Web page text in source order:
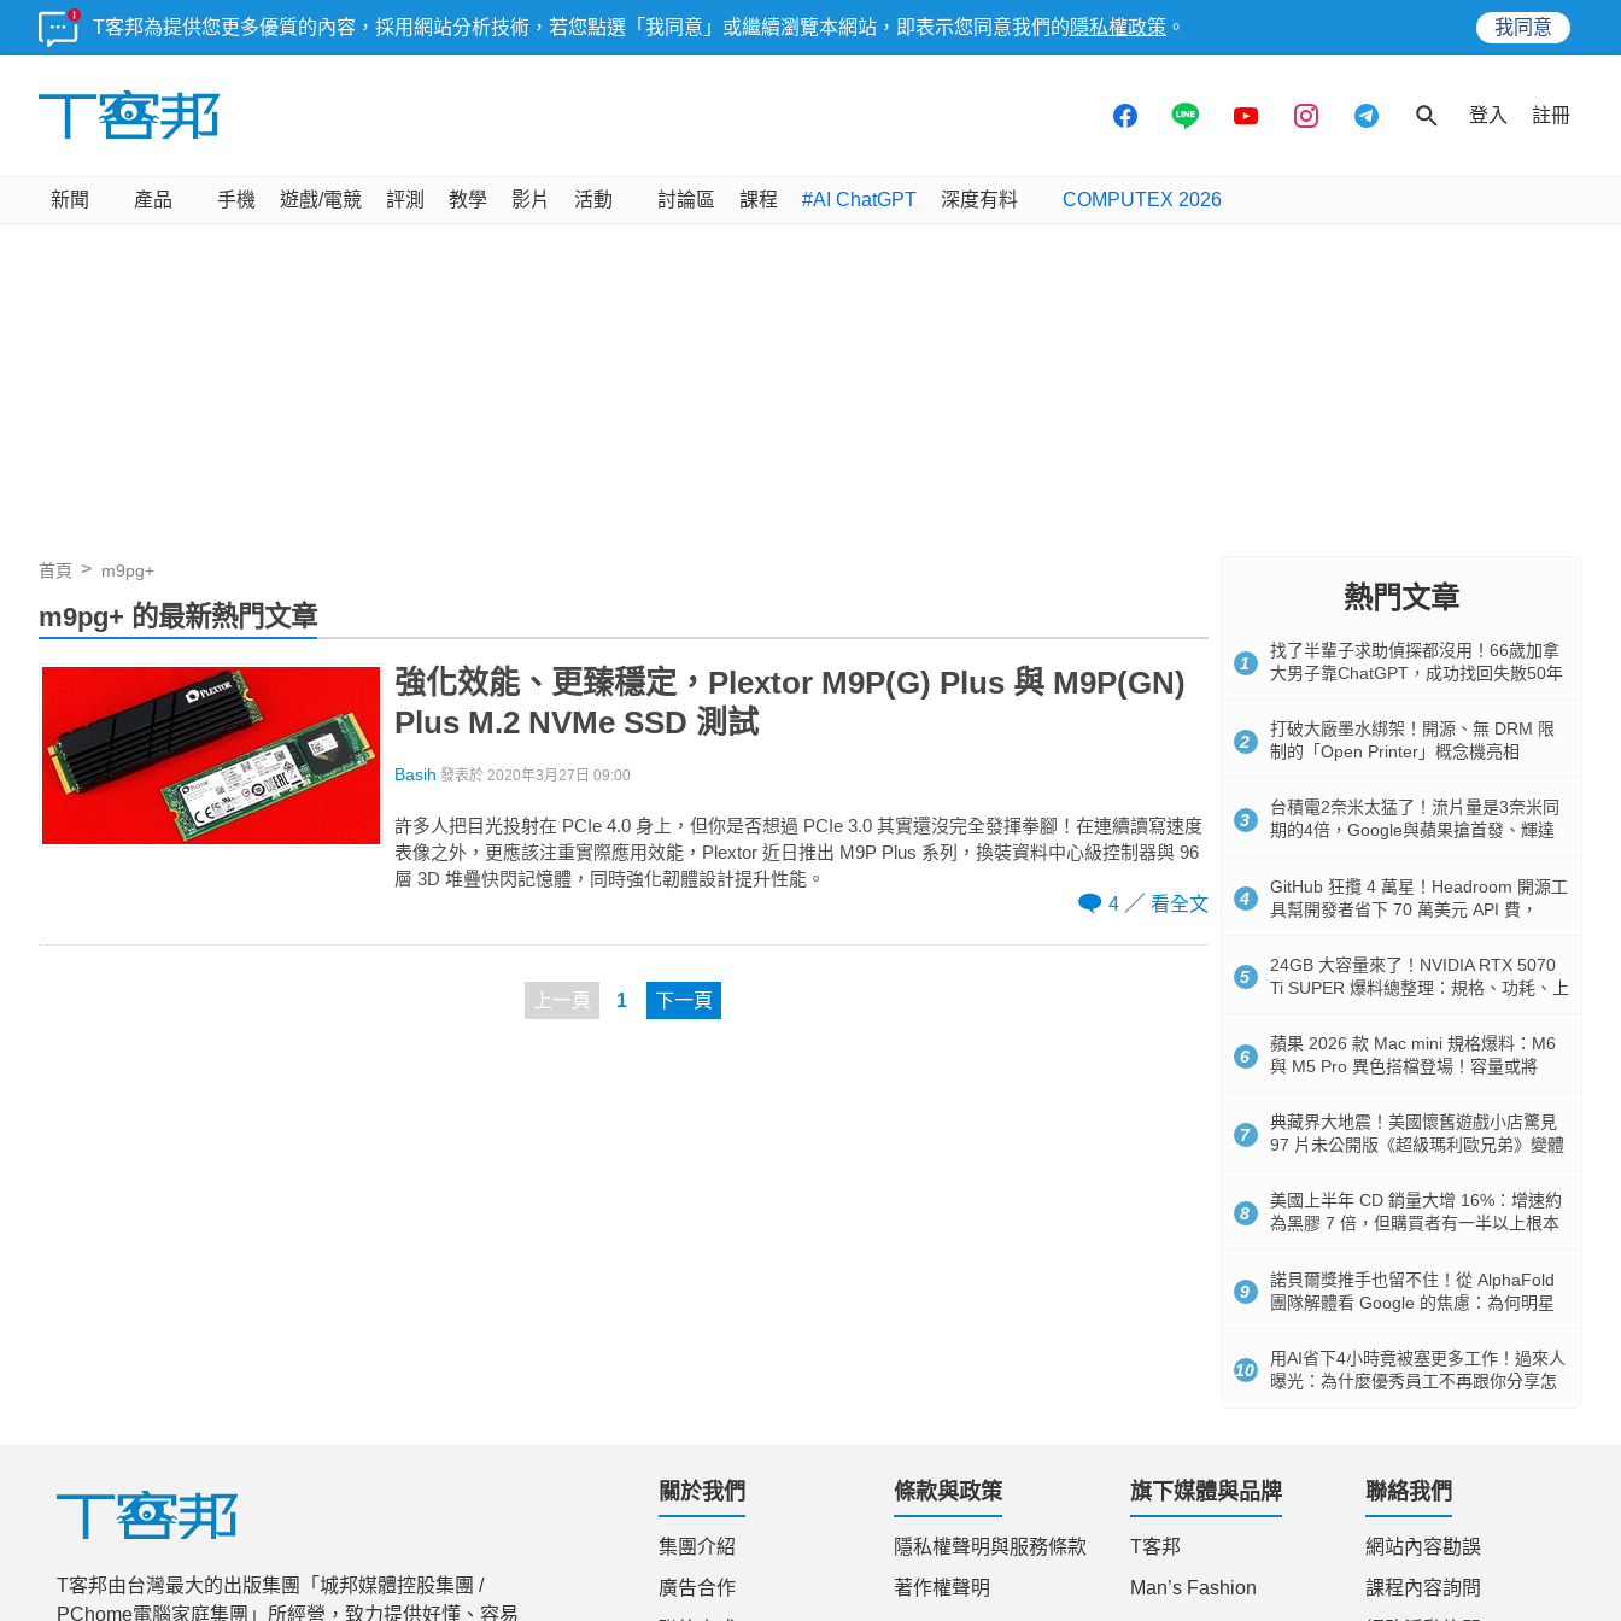
T客邦為提供您更多優質的內容，採用網站分析技術，若您點選「我同意」或繼續瀏覽本網站，即表示您同意我們的 隱私權政策 。 我同意
登入 註冊
新聞 產品 手機 遊戲/電競 評測 教學 影片 活動 討論區 課程 #AI ChatGPT 深度有料 COMPUTEX 2026
首頁 m9pg+
m9pg+ 的最新熱門文章
強化效能、更臻穩定，Plextor M9P(G) Plus 與 M9P(GN)
Plus M.2 NVMe SSD 測試
Basih 發表於 2020年3月27日 09:00
許多人把目光投射在 PCIe 4.0 身上，但你是否想過 PCIe 3.0 其實還沒完全發揮拳腳！在連續讀寫速度
表像之外，更應該注重實際應用效能，Plextor 近日推出 M9P Plus 系列，換裝資料中心級控制器與 96
層 3D 堆疊快閃記憶體，同時強化韌體設計提升性能。
4
看全文
上一頁 1 下一頁
熱門文章
1
找了半輩子求助偵探都沒用！66歲加拿
大男子靠ChatGPT，成功找回失散50年
2
打破大廠墨水綁架！開源、無 DRM 限
制的「Open Printer」概念機亮相
3
台積電2奈米太猛了！流片量是3奈米同
期的4倍，Google與蘋果搶首發、輝達
4
GitHub 狂攬 4 萬星！Headroom 開源工
具幫開發者省下 70 萬美元 API 費，
5
24GB 大容量來了！NVIDIA RTX 5070
Ti SUPER 爆料總整理：規格、功耗、上
6
蘋果 2026 款 Mac mini 規格爆料：M6
與 M5 Pro 異色搭檔登場！容量或將
7
典藏界大地震！美國懷舊遊戲小店驚見
97 片未公開版《超級瑪利歐兄弟》變體
8
美國上半年 CD 銷量大增 16%：增速約
為黑膠 7 倍，但購買者有一半以上根本
9
諾貝爾獎推手也留不住！從 AlphaFold
團隊解體看 Google 的焦慮：為何明星
10
用AI省下4小時竟被塞更多工作！過來人
曝光：為什麼優秀員工不再跟你分享怎
T客邦由台灣最大的出版集團「城邦媒體控股集團 /
PChome電腦家庭集團」所經營，致力提供好懂、容易
關於我們
集團介紹
廣告合作
條款與政策
隱私權聲明與服務條款
著作權聲明
旗下媒體與品牌
T客邦
Man’s Fashion
聯絡我們
網站內容勘誤
課程內容詢問